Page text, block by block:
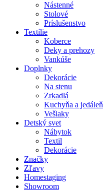
Nástenné
Stolové
Príslušenstvo
Textílie
Koberce
Deky a prehozy
Vankúše
Doplnky
Dekorácie
Na stenu
Zrkadlá
Kuchyňa a jedáleň
Vešiaky
Detský svet
Nábytok
Textil
Dekorácie
Značky
Zľavy
Homestaging
Showroom